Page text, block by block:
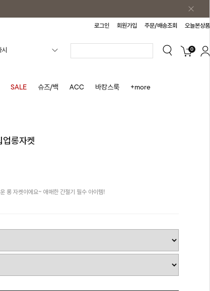
로그인 회원가입 주문/배송조회 오늘본상품
커트
스락원피스
시
0
SALE 슈즈/백 ACC 바캉스룩 +more
롱자켓
롱 자켓이에요~ 애매한 간절기 필수 아이템!